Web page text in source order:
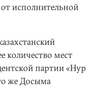
от исполнительной
количество мест
партии «Нур
же Досыма